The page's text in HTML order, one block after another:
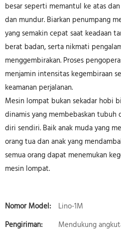
besar seperti memantul ke atas
dan mundur. Biarkan penumpang
yang semakin cepat saat keadaan
berat badan, serta nikmati
menggembirakan. Proses
menjamin intensitas kegembiraan
keamanan perjalanan.
Mesin lompat bukan sekadar hobi
dinamis yang membebaskan tubuh
diri sendiri. Baik anak muda yang
orang tua dan anak yang
semua orang dapat menemukan
mesin lompat.
Nomor Model:
Lino-1M
Pengiriman:
Mendukung